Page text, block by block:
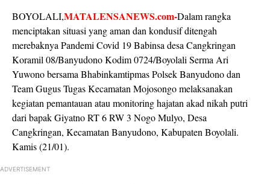
BOYOLALI,MATALENSANEWS.com-Dalam rangka
menciptakan situasi yang aman dan kondusif ditengah
merebaknya Pandemi Covid 19 Babinsa desa Cangkringan
Koramil 08/Banyudono Kodim 0724/Boyolali Serma Ari
Yuwono bersama Bhabinkamtipmas Polsek Banyudono dan
Team Gugus Tugas Kecamatan Mojosongo melaksanakan
kegiatan pemantauan atau monitoring hajatan akad nikah putri
dari bapak Giyatno RT 6 RW 3 Nogo Mulyo, Desa
Cangkringan, Kecamatan Banyudono, Kabupaten Boyolali.
Kamis (21/01).
ADVERTISEMENT